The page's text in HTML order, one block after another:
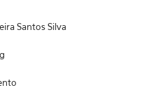
Santos Silva